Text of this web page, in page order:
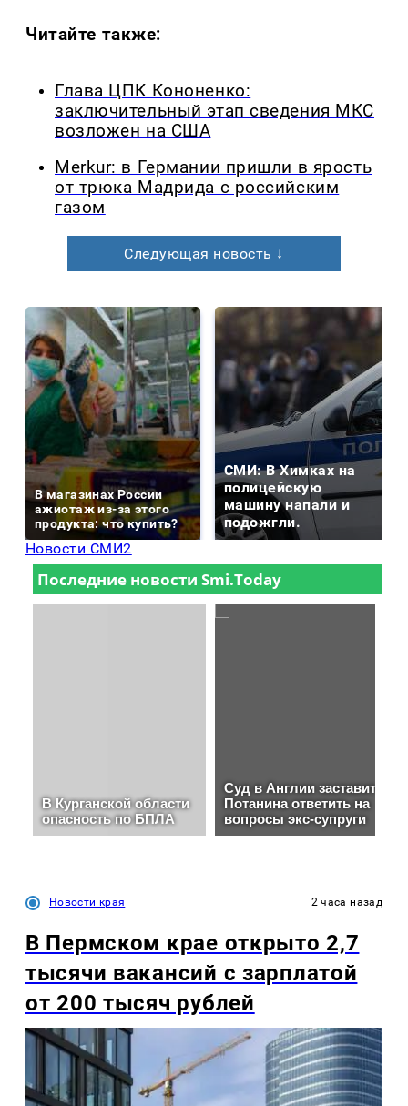
Читайте также:
Глава ЦПК Кононенко:
заключительный этап сведения МКС
возложен на США
Merkur: в Германии пришли в ярость
от трюка Мадрида с российским
газом
Следующая новость ↓
В магазинах России
ажиотаж из-за этого
продукта: что купить?
СМИ: В Химках на
полицейскую
машину напали и
подожгли.
Новости СМИ2
Новости края 2 часа назад
В Пермском крае открыто 2,7
тысячи вакансий с зарплатой
от 200 тысяч рублей